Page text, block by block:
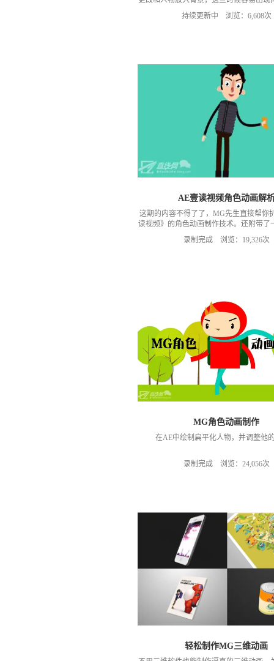
要求，MG先生专门录制了pixity Land 角
教程，希望对大家有所帮助！
持续更新中 浏览：6,608次
AE壹读视频角色动画解
这期的内容不得了了，MG先生直接帮你
读视频》的角色动画制作技术。还附带了
的素材包给大家哦！
录制完成 浏览：19,326次
MG角色动画制作
在AE中绘制扁平化人物，并调整他
录制完成 浏览：24,056次
轻松制作MG三维动画